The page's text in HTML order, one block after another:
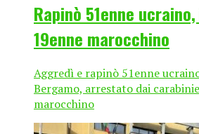
Rapinò 51enne
19enne marocchino
Aggredì e rapinò 51enne
Bergamo, arrestato dai
marocchino